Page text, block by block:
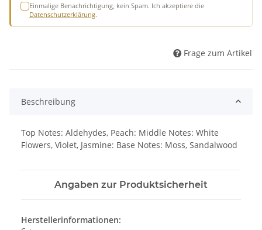
Einmalige Benachrichtigung, kein Spam. Ich akzeptiere die
Datenschutzerklärung.
Frage zum Artikel
Beschreibung
Top Notes: Aldehydes, Peach: Middle Notes: White
Flowers, Violet, Jasmine: Base Notes: Moss, Sandalwood
Angaben zur Produktsicherheit
Herstellerinformationen: